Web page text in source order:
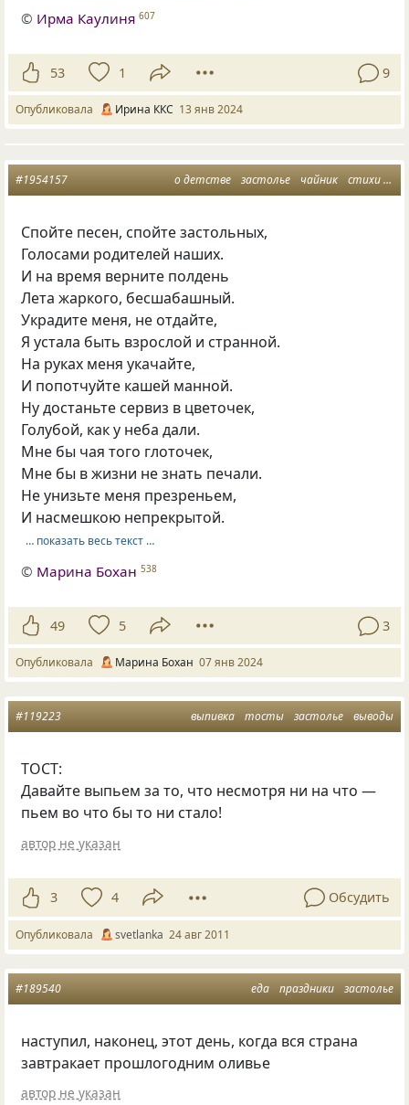
© Ирма Каулиня 607
53 1 9
Опубликовала Ирина ККС 13 янв 2024
о детстве застолье чайник стихи о любви
#1954157
Спойте песен, спойте застольных,
Голосами родителей наших.
И на время верните полдень
Лета жаркого, бесшабашный.
Украдите меня, не отдайте,
Я устала быть взрослой и странной.
На руках меня укачайте,
И попотчуйте кашей манной.
Ну достаньте сервиз в цветочек,
Голубой, как у неба дали.
Мне бы чая того глоточек,
Мне бы в жизни не знать печали.
Не унизьте меня презреньем,
И насмешкою непрекрытой.
… показать весь текст …
© Марина Бохан 538
49 5 3
Опубликовала Марина Бохан 07 янв 2024
выпивка тосты застолье выводы
#119223
ТОСТ:
Давайте выпьем за то, что несмотря ни на что —
пьем во что бы то ни стало!
автор не указан
3 4 Обсудить
Опубликовала svetlanka 24 авг 2011
еда праздники застолье
#189540
наступил, наконец, этот день, когда вся страна
завтракает прошлогодним оливье
автор не указан